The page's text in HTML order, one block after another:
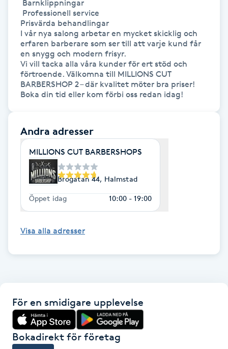
Headspa
Healing
Herrklippning
HIFU
Hollywood Peel
Hot Stone Massage
Hot yoga
Hudföryngring
Hyaluronsyra
Hyperhidros
Prisvärda behandlingar
I vår nya salong arbetar en mycket skicklig och
erfaren barberare som ser till att varje kund får
en snygg och modern frisyr.
Vi vill tacka alla våra kunder för ert stöd och
förtroende. Välkomna till MILLIONS CUT
BARBERSHOP 2 – där kvalitet möter bra priser!
Boka din tid eller kom förbi oss redan idag!
Andra adresser
MILLIONS CUT BARBERSHOPS
Brogatan 44, Halmstad
Öppet idag 10:00 - 19:00
Visa alla adresser
För en smidigare upplevelse
Bokadirekt för företag